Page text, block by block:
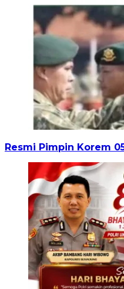
Resmi Pimpin Korem